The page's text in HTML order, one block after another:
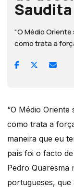
Saudita
"O Médio
como trata a
“O Médio
como trata a
maneira que eu
país foi o facto
Pedro Quaresma
portugueses,